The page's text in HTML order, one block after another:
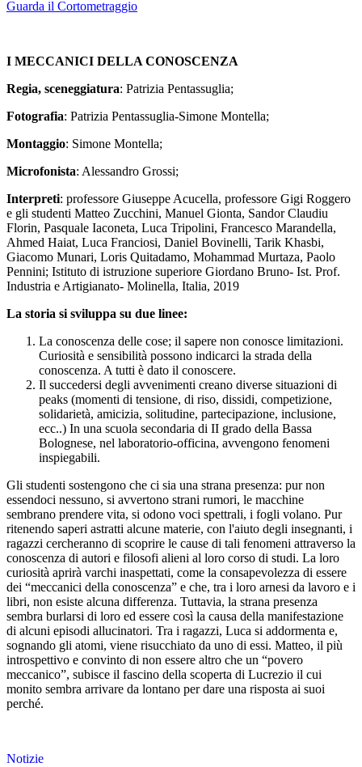
Guarda il Cortometraggio
I MECCANICI DELLA CONOSCENZA
Regia, sceneggiatura: Patrizia Pentassuglia;
Fotografia: Patrizia Pentassuglia-Simone Montella;
Montaggio: Simone Montella;
Microfonista: Alessandro Grossi;
Interpreti: professore Giuseppe Acucella, professore Gigi Roggero
e gli studenti Matteo Zucchini, Manuel Gionta, Sandor Claudiu
Florin, Pasquale Iaconeta, Luca Tripolini, Francesco Marandella,
Ahmed Haiat, Luca Franciosi, Daniel Bovinelli, Tarik Khasbi,
Giacomo Munari, Loris Quitadamo, Mohammad Murtaza, Paolo
Pennini; Istituto di istruzione superiore Giordano Bruno- Ist. Prof.
Industria e Artigianato- Molinella, Italia, 2019
La storia si sviluppa su due linee:
La conoscenza delle cose; il sapere non conosce limitazioni.
Curiosità e sensibilità possono indicarci la strada della
conoscenza. A tutti è dato il conoscere.
Il succedersi degli avvenimenti creano diverse situazioni di
peaks (momenti di tensione, di riso, dissidi, competizione,
solidarietà, amicizia, solitudine, partecipazione, inclusione,
ecc..) In una scuola secondaria di II grado della Bassa
Bolognese, nel laboratorio-officina, avvengono fenomeni
inspiegabili.
Gli studenti sostengono che ci sia una strana presenza: pur non
essendoci nessuno, si avvertono strani rumori, le macchine
sembrano prendere vita, si odono voci spettrali, i fogli volano. Pur
ritenendo saperi astratti alcune materie, con l'aiuto degli insegnanti, i
ragazzi cercheranno di scoprire le cause di tali fenomeni attraverso la
conoscenza di autori e filosofi alieni al loro corso di studi. La loro
curiosità aprirà varchi inaspettati, come la consapevolezza di essere
dei “meccanici della conoscenza” e che, tra i loro arnesi da lavoro e i
libri, non esiste alcuna differenza. Tuttavia, la strana presenza
sembra burlarsi di loro ed essere così la causa della manifestazione
di alcuni episodi allucinatori. Tra i ragazzi, Luca si addormenta e,
sognando gli atomi, viene risucchiato da uno di essi. Matteo, il più
introspettivo e convinto di non essere altro che un “povero
meccanico”, subisce il fascino della scoperta di Lucrezio il cui
monito sembra arrivare da lontano per dare una risposta ai suoi
perché.
Notizie